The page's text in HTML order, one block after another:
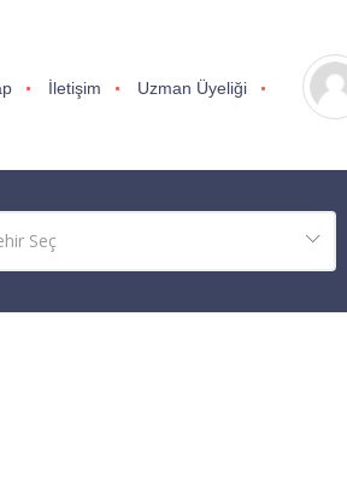
İletişim Uzman Üyeliği